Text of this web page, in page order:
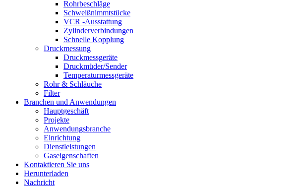
Rohrbeschläge
Schweißnimmtstücke
VCR -Ausstattung
Zylinderverbindungen
Schnelle Kopplung
Druckmessung
Druckmessgeräte
Druckmüder/Sender
Temperaturmessgeräte
Rohr & Schläuche
Filter
Branchen und Anwendungen
Hauptgeschäft
Projekte
Anwendungsbranche
Einrichtung
Dienstleistungen
Gaseigenschaften
Kontaktieren Sie uns
Herunterladen
Nachricht